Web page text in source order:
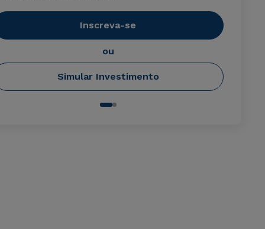
Inscreva-se
ou
Simular Investimento